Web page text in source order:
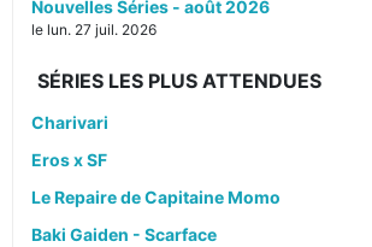
Nouvelles Séries - août 2026
le lun. 27 juil. 2026
SÉRIES LES PLUS ATTENDUES
Charivari
Eros x SF
Le Repaire de Capitaine Momo
Baki Gaiden - Scarface